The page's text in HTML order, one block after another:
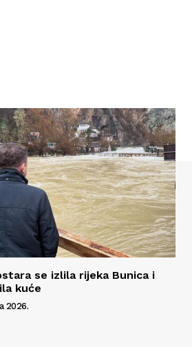
se izlila rijeka Bunica i
kuće
2026.